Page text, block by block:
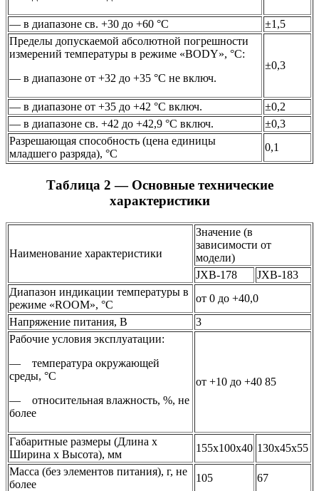
— в диапазоне св. +30 до +60 °C
±1,5
Пределы допускаемой абсолютной погрешности
измерений температуры в режиме «BODY», °C:
— в диапазоне от +32 до +35 °C не включ.
±0,3
— в диапазоне от +35 до +42 °C включ.
±0,2
— в диапазоне св. +42 до +42,9 °C включ.
±0,3
Разрешающая способность (цена единицы
младшего разряда), °С
0,1
Таблица 2 — Основные технические
характеристики
Наименование характеристики
Значение (в
зависимости от
модели)
JXB-178
JXB-183
Диапазон индикации температуры в
режиме «ROOM», °C
от 0 до +40,0
Напряжение питания, В
3
Рабочие условия эксплуатации:
— температура окружающей
среды, °C
— относительная влажность, %, не
более
от +10 до +40 85
Габаритные размеры (Длина х
Ширина х Высота), мм
155x100x40 130x45x55
Масса (без элементов питания), г, не
более
105 67